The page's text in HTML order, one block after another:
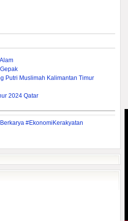
Putri Muslimah Kalimantan Timur
2024 Qatar
#EkonomiKerakyatan